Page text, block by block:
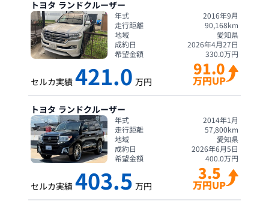
トヨタ ランドクルーザー
年式
2016年9月
走行距離
90,168km
地域
愛知県
成約日
2026年4月27日
希望金額
330.0万円
セルカ実績 421.0 万円
91.0
万円UP
トヨタ ランドクルーザー
年式
2014年1月
走行距離
57,800km
地域
愛知県
成約日
2026年6月5日
希望金額
400.0万円
セルカ実績 403.5 万円
3.5
万円UP